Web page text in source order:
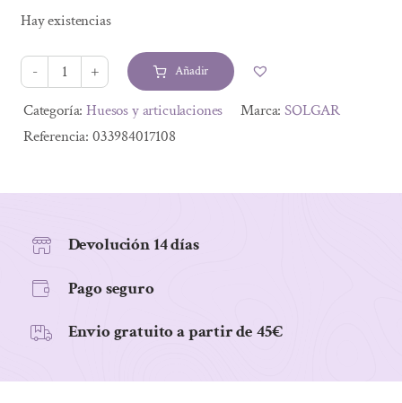
era:
21,06 €.
es:
18,11 €.
Hay existencias
CITRATO
DE
MAGNESIO
Añadir
Alternative:
Categoría:Huesos y articulaciones Marca:SOLGAR
Referencia: 033984017108
Devolución 14 días
Pago seguro
Envio gratuito a partir de 45€